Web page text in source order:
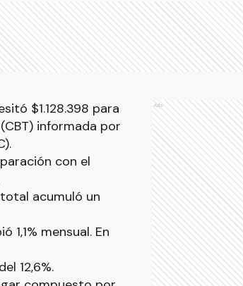
$1.128.398 para
informada por
con el
acumuló un
1,1% mensual. En
12,6%.
Ads